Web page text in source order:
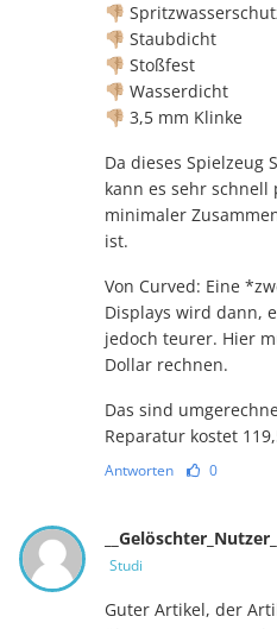
👎🏼
👎🏼 Staubdicht
👎🏼 Stoßfest
👎🏼 Wasserdicht
👎🏼 3,5 mm Klinke
Da dieses Spielzeug
kann es sehr schnell
minimaler
ist.
Von Curved: Eine
Displays wird dann,
jedoch teurer. Hier
Dollar rechnen.
Das sind
Reparatur kostet
Antworten 0
__Gelöschter_Nutzer__
Studi
Guter Artikel, der